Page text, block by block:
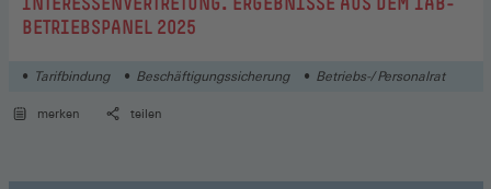
BETRIEBSPANEL 2025
Tarifbindung Beschäftigungssicherung Betriebs-/ Personalrat
merken teilen